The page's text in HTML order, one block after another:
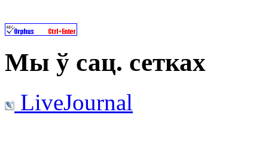
Мы ў сац. сетках
LiveJournal